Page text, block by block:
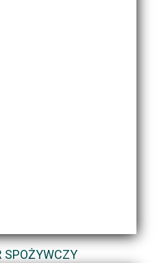
SPOŻYWCZY